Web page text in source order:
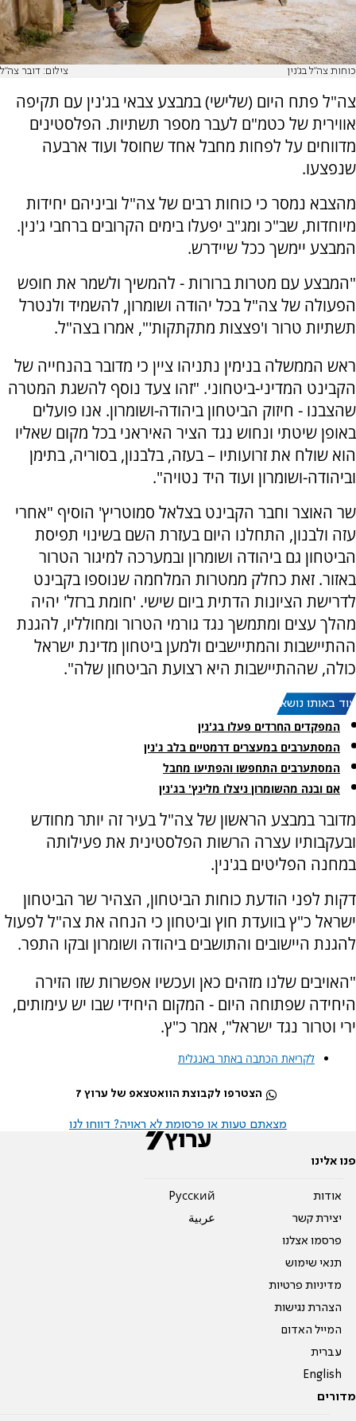
כוחות צה"ל בג'נין צילום: דובר צה"ל
צה"ל פתח היום (שלישי) במבצע צבאי בג'נין עם תקיפה
אווירית של כטמ"ם לעבר מספר תשתיות. הפלסטינים
מדווחים על לפחות מחבל אחד שחוסל ועוד ארבעה
שנפצעו.
מהצבא נמסר כי כוחות רבים של צה"ל וביניהם יחידות
מיוחדות, שב"כ ומג"ב יפעלו בימים הקרובים ברחבי ג'נין.
המבצע יימשך ככל שיידרש.
"המבצע עם מטרות ברורות - להמשיך ולשמר את חופש
הפעולה של צה"ל בכל יהודה ושומרון, להשמיד ולנטרל
תשתיות טרור ו'פצצות מתקתקות'", אמרו בצה"ל.
ראש הממשלה בנימין נתניהו ציין כי מדובר בהנחייה של
הקבינט המדיני-ביטחוני. "זהו צעד נוסף להשגת המטרה
שהצבנו - חיזוק הביטחון ביהודה-ושומרון. אנו פועלים
באופן שיטתי ונחוש נגד הציר האיראני בכל מקום שאליו
הוא שולח את זרועותיו – בעזה, בלבנון, בסוריה, בתימן
וביהודה-ושומרון ועוד היד נטויה".
שר האוצר וחבר הקבינט בצלאל סמוטריץ' הוסיף "אחרי
עזה ולבנון, התחלנו היום בעזרת השם בשינוי תפיסת
הביטחון גם ביהודה ושומרון ובמערכה למיגור הטרור
באזור. זאת כחלק ממטרות המלחמה שנוספו בקבינט
לדרישת הציונות הדתית ביום שישי. 'חומת ברזל' יהיה
מהלך עצים ומתמשך נגד גורמי הטרור ומחולליו, להגנת
ההתיישבות והמתיישבים ולמען ביטחון מדינת ישראל
כולה, שההתיישבות היא רצועת הביטחון שלה".
עוד באותו נושא:
המפקדים החרדים פעלו בג'נין
המסתערבים במעצרים דרמטיים בלב ג'נין
המסתערבים התחפשו והפתיעו מחבל
אם ובנה מהשומרון ניצלו מלינץ' בג'נין
מדובר במבצע הראשון של צה"ל בעיר זה יותר מחודש
ובעקבותיו עצרה הרשות הפלסטינית את פעילותה
במחנה הפליטים בג'נין.
דקות לפני הודעת כוחות הביטחון, הצהיר שר הביטחון
ישראל כ"ץ בוועדת חוץ וביטחון כי הנחה את צה"ל לפעול
להגנת היישובים והתושבים ביהודה ושומרון ובקו התפר.
"האויבים שלנו מזהים כאן ועכשיו אפשרות שזו הזירה
היחידה שפתוחה היום - המקום היחידי שבו יש עימותים,
ירי וטרור נגד ישראל", אמר כ"ץ.
לקריאת הכתבה באתר באנגלית
הצטרפו לקבוצת הוואטצאפ של ערוץ 7
מצאתם טעות או פרסומת לא ראויה? דווחו לנו
פנו אלינו
אודות
יצירת קשר
פרסמו אצלנו
תנאי שימוש
מדיניות פרטיות
הצהרת נגישות
המייל האדום
עברית
English
Pусский
عربية
מדורים